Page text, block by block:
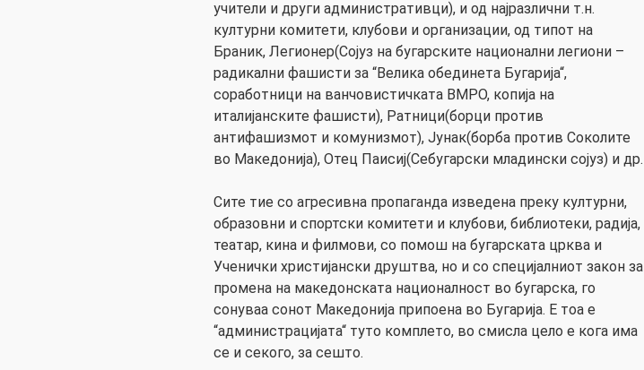
учители и други административци), и од најразлични т.н.
културни комитети, клубови и организации, од типот на
Браник, Легионер(Сојуз на бугарските национални легиони –
радикални фашисти за “Велика обединета Бугарија“,
соработници на ванчовистичката ВМРО, копија на
италијанските фашисти), Ратници(борци против
антифашизмот и комунизмот), Јунак(борба против Соколите
во Македонија), Отец Паисиј(Себугарски младински сојуз) и др.
Сите тие со агресивна пропаганда изведена преку културни,
образовни и спортски комитети и клубови, библиотеки, радија,
театар, кина и филмови, со помош на бугарската црква и
Ученички христијански друштва, но и со специјалниот закон за
промена на македонската националност во бугарска, го
сонуваа сонот Македонија припоена во Бугарија. Е тоа е
“администрацијата“ туто комплето, во смисла цело е кога има
се и секого, за сешто.